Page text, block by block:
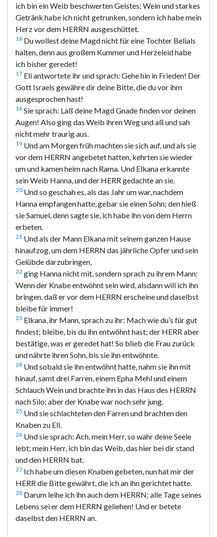
ich bin ein Weib beschwerten Geistes; Wein und starkes
Getränk habe ich nicht getrunken, sondern ich habe mein
Herz vor dem HERRN ausgeschüttet.
16 Du wollest deine Magd nicht für eine Tochter Belials
halten, denn aus großem Kummer und Herzeleid habe
ich bisher geredet!
17 Eli antwortete ihr und sprach: Gehe hin in Frieden! Der
Gott Israels gewähre dir deine Bitte, die du vor ihm
ausgesprochen hast!
18 Sie sprach: Laß deine Magd Gnade finden vor deinen
Augen! Also ging das Weib ihren Weg und aß und sah
nicht mehr traurig aus.
19 Und am Morgen früh machten sie sich auf, und als sie
vor dem HERRN angebetet hatten, kehrten sie wieder
um und kamen heim nach Rama. Und Elkana erkannte
sein Weib Hanna, und der HERR gedachte an sie.
20Und so geschah es, als das Jahr um war, nachdem
Hanna empfangen hatte, gebar sie einen Sohn; den hieß
sie Samuel, denn sagte sie, ich habe ihn von dem Herrn
erbeten.
21 Und als der Mann Elkana mit seinem ganzen Hause
hinaufzog, um dem HERRN das jährliche Opfer und sein
Gelübde darzubringen,
22 ging Hanna nicht mit, sondern sprach zu ihrem Mann:
Wenn der Knabe entwöhnt sein wird, alsdann will ich ihn
bringen, daß er vor dem HERRN erscheine und daselbst
bleibe für immer!
23 Elkana, ihr Mann, sprach zu ihr: Mach wie du’s für gut
findest; bleibe, bis du ihn entwöhnt hast; der HERR aber
bestätige, was er geredet hat! So blieb die Frau zurück
und nährte ihren Sohn, bis sie ihn entwöhnte.
24 Und sobald sie ihn entwöhnt hatte, nahm sie ihn mit
hinauf, samt drei Farren, einem Epha Mehl und einem
Schlauch Wein und brachte ihn in das Haus des HERRN
nach Silo; aber der Knabe war noch sehr jung.
25 Und sie schlachteten den Farren und brachten den
Knaben zu Eli.
26 Und sie sprach: Ach, mein Herr, so wahr deine Seele
lebt; mein Herr, ich bin das Weib, das hier bei dir stand
und den HERRN bat.
27 Ich habe um diesen Knaben gebeten, nun hat mir der
HERR die Bitte gewährt, die ich an ihn gerichtet hatte.
28 Darum leihe ich ihn auch dem HERRN; alle Tage seines
Lebens sei er dem HERRN geliehen! Und er betete
daselbst den HERRN an.